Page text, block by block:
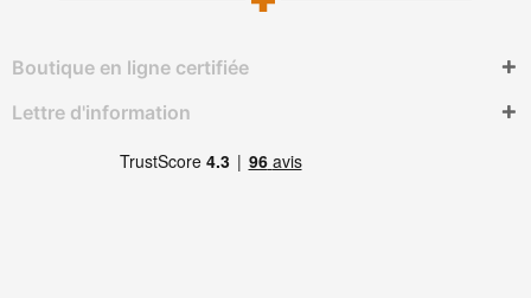
Boutique en ligne certifiée
Lettre d'information